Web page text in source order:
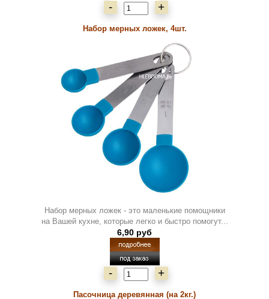
- +
Набор мерных ложек, 4шт.
Набор мерных ложек - это маленькие помощники
на Вашей кухне, которые легко и быстро помогут...
6,90 руб
- +
Пасочница деревянная (на 2кг.)